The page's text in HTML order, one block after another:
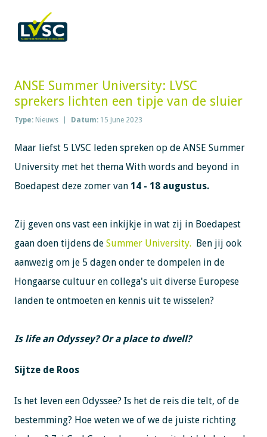
ANSE Summer University: LVSC
sprekers lichten een tipje van de sluier
Type: Nieuws Datum: 15 June 2023
Maar liefst 5 LVSC leden spreken op de ANSE Summer
University met het thema With words and beyond in
Boedapest deze zomer van 14 - 18 augustus.
Zij geven ons vast een inkijkje in wat zij in Boedapest
gaan doen tijdens de Summer University. Ben jij ook
aanwezig om je 5 dagen onder te dompelen in de
Hongaarse cultuur en collega's uit diverse Europese
landen te ontmoeten en kennis uit te wisselen?
Is life an Odyssey? Or a place todwell?
Sijtze de Roos
Is het leven een Odyssee? Is het de reis die telt, of de
bestemming? Hoe weten we of we de juiste richting